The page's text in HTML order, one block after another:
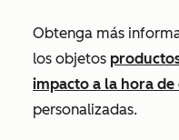
Obtenga más
los objetos
impacto a la hora de
personalizadas.